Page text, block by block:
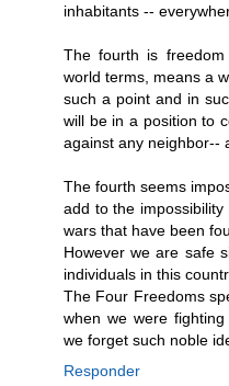
inhabitants --
The fourth is
world terms, means a
such a point and in
will be in a position to
against any neighbor--
The fourth seems
add to the
wars that have been
However we are safe
individuals in this
The Four Freedoms
when we were
we forget such noble
Responder